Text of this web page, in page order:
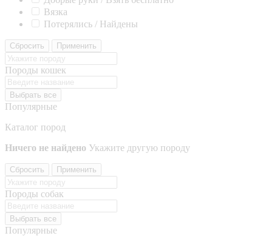
Вязка
Потерялись / Найдены
Сбросить Применить
Породы кошек
Выбрать все
Популярные
Каталог пород
Ничего не найдено Укажите другую породу
Сбросить Применить
Породы собак
Выбрать все
Популярные